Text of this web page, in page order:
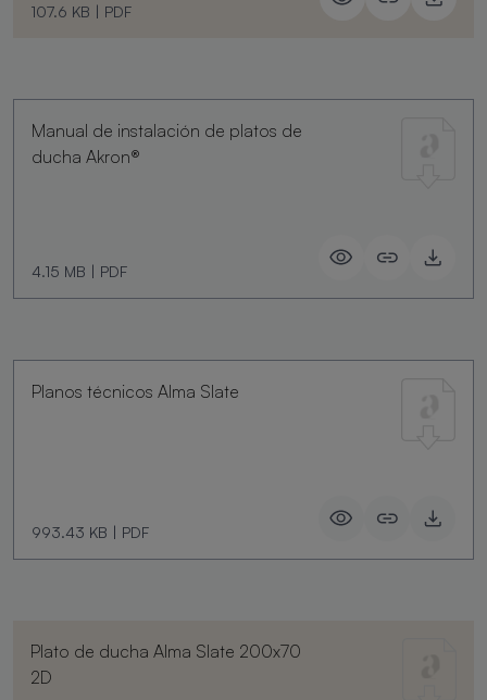
107.6 KB | PDF
Manual de instalación de platos de
ducha Akron®
4.15 MB | PDF
Planos técnicos Alma Slate
993.43 KB | PDF
Plato de ducha Alma Slate 200x70
2D